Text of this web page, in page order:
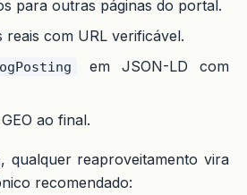
para outras páginas do portal.
com URL verificável.
em JSON-LD com
ao final.
qualquer reaproveitamento vira
recomendado: